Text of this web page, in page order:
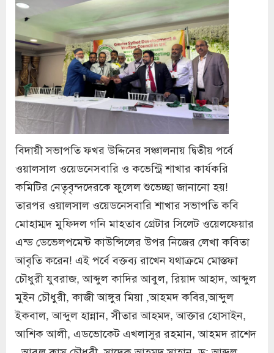
বিদায়ী সভাপতি ফখর উদ্দিনের সঞ্চালনায় দ্বিতীয় পর্বে
ওয়ালসাল ওয়েডনেসবারি ও কভেন্ট্রি শাখার কার্যকরি
কমিটির নেতৃবৃন্দদেরকে ফুলেল শুভেচ্ছা জানানো হয়!
তারপর ওয়ালসাল ওয়েডনেসবারি শাখার সভাপতি কবি
মোহাম্মদ মুফিদল গনি মাহতাব গ্রেটার সিলেট ওয়েলফেয়ার
এন্ড ডেভেলপমেন্ট কাউন্সিলের উপর নিজের লেখা কবিতা
আবৃতি করেন! এই পর্বে বক্তব্য রাখেন যথাক্রমে মোস্তফা
চৌধুরী যুবরাজ, আব্দুল কাদির আবুল, রিয়াদ আহাদ, আব্দুল
মুইন চৌধুরী, কাজী আঙ্গুর মিয়া ,আহমদ কবির,আব্দুল
ইকবাল, আব্দুল হান্নান, সীতার আহমদ, আক্তার হোসাইন,
আশিক আলী, এডভোকেট এখলাসুর রহমান, আহমদ রাশেদ